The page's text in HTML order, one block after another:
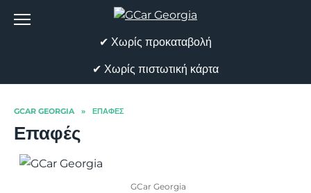
✔ Χωρίς προκαταβολή
✔ Χωρίς πιστωτική κάρτα
GCAR GEORGIA » ΕΠΑΦΈΣ
Επαφές
GCar Georgia